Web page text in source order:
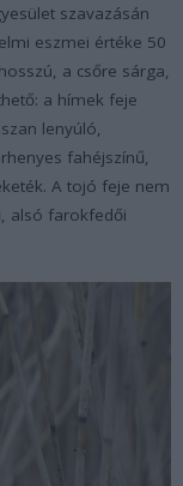
szavazásán
eszmei értéke 50
a csőre sárga,
a hímek feje
lenyúló,
fahéjszínű,
A tojó feje nem
alsó farokfedői